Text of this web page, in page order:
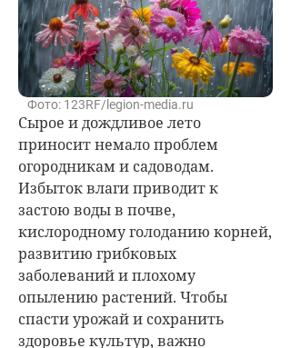
Фото: 123RF/legion-media.ru
Сырое и дождливое лето
приносит немало проблем
огородникам и садоводам.
Избыток влаги приводит к
застою воды в почве,
кислородному голоданию корней,
развитию грибковых
заболеваний и плохому
опылению растений. Чтобы
спасти урожай и сохранить
здоровье культур, важно